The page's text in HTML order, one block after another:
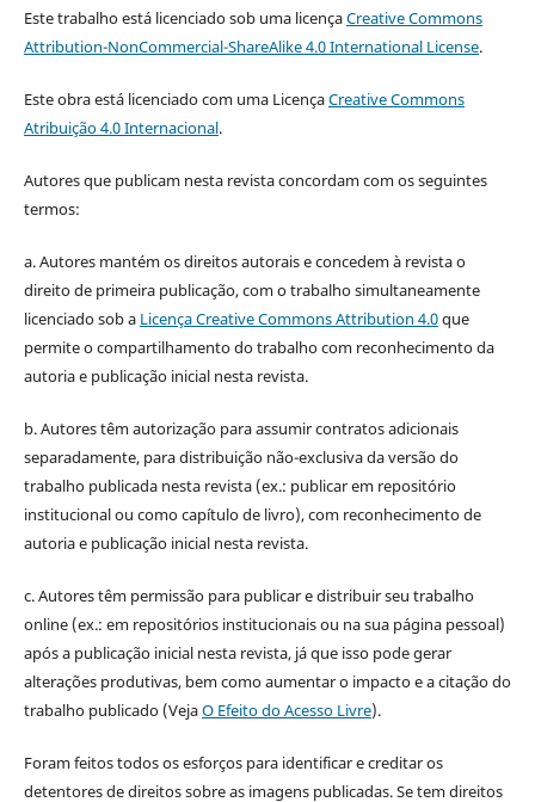
Este trabalho está licenciado sob uma licençaCreative Commons
Attribution-NonCommercial-ShareAlike 4.0 International License.
Este obra está licenciado com uma LicençaCreative Commons
Atribuição 4.0 Internacional.
Autores que publicam nesta revista concordam com os seguintes
termos:
a. Autores mantém os direitos autorais e concedem à revista o
direito de primeira publicação, com o trabalho simultaneamente
licenciado sob a Licença Creative Commons Attribution 4.0que
permite o compartilhamento do trabalho com reconhecimento da
autoria e publicação inicial nesta revista.
b. Autores têm autorização para assumir contratos adicionais
separadamente, para distribuição não-exclusiva da versão do
trabalho publicada nesta revista (ex.: publicar em repositório
institucional ou como capítulo de livro), com reconhecimento de
autoria e publicação inicial nesta revista.
c. Autores têm permissão para publicar e distribuir seu trabalho
online (ex.: em repositórios institucionais ou na sua página pessoal)
após a publicação inicial nesta revista, já que isso pode gerar
alterações produtivas, bem como aumentar o impacto e a citação do
trabalho publicado (VejaO Efeito do Acesso Livre).
Foram feitos todos os esforços para identificar e creditar os
detentores de direitos sobre as imagens publicadas. Se tem direitos